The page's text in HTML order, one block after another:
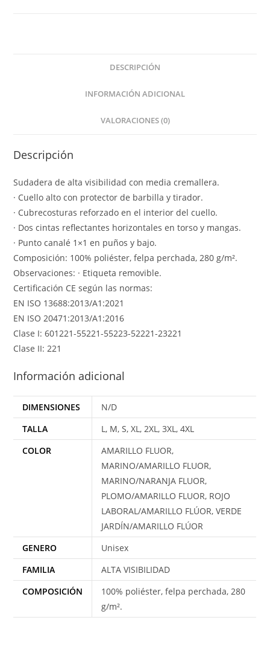
DESCRIPCIÓN
INFORMACIÓN ADICIONAL
VALORACIONES (0)
Descripción
Sudadera de alta visibilidad con media cremallera.
· Cuello alto con protector de barbilla y tirador.
· Cubrecosturas reforzado en el interior del cuello.
· Dos cintas reflectantes horizontales en torso y mangas.
· Punto canalé 1×1 en puños y bajo.
Composición: 100% poliéster, felpa perchada, 280 g/m².
Observaciones: · Etiqueta removible.
Certificación CE según las normas:
EN ISO 13688:2013/A1:2021
EN ISO 20471:2013/A1:2016
Clase I: 601221-55221-55223-52221-23221
Clase II: 221
Información adicional
DIMENSIONES
N/D
TALLA
L, M, S, XL, 2XL, 3XL, 4XL
COLOR
AMARILLO FLUOR,
MARINO/AMARILLO FLUOR,
MARINO/NARANJA FLUOR,
PLOMO/AMARILLO FLUOR, ROJO
LABORAL/AMARILLO FLÚOR, VERDE
JARDÍN/AMARILLO FLÚOR
GENERO
Unisex
FAMILIA
ALTA VISIBILIDAD
COMPOSICIÓN
100% poliéster, felpa perchada, 280
g/m².